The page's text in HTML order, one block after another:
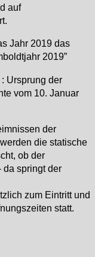
auf
Jahr 2019 das
2019”
Ursprung der
vom 10. Januar
der
die statische
ob der
da springt der
zum Eintritt und
statt.